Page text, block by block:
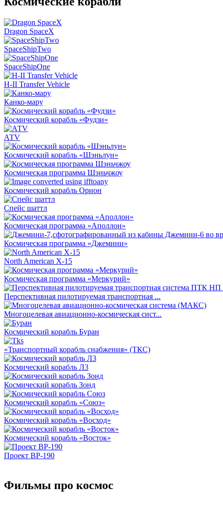
Dragon SpaceX
SpaceShipTwo
SpaceShipOne
H-II Transfer Vehicle
Канко-мару
Космический корабль «Фудзи»
АТV
Космический корабль «Шэньлун»
Космическая программа Шэньчжоу
Космический корабль Орион
Спейс шаттл
Космическая программа «Аполлон»
Космическая программа «Джемини»
North American X-15
Космическая программа «Меркурий»
Перспективная пилотируемая транспортная ...
Многоцелевая авиационно-космическая сист...
Космический корабль Буран
«Транспортный корабль снабжения» (ТКС)
Космический корабль Л3
Космический корабль Зонд
Космический корабль «Союз»
Космический корабль «Восход»
Космический корабль «Восток»
Проект ВР-190
Фильмы про космос